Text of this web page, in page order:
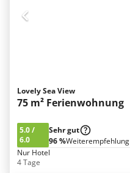
Lovely Sea View
75 m² Ferienwohnung
5.0/
6.0
Sehr gut
96 %Weiterempfehlung
Nur Hotel
4 Tage